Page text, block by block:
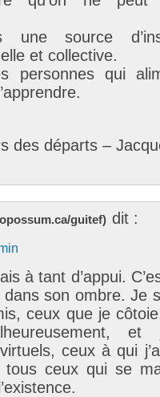
source
et collective.
personnes qui
des départs –
opossum.ca/guitef) dit :
à tant d’appui.
dans son ombre. Je
ceux que je
et
ceux à qui
tous ceux qui se